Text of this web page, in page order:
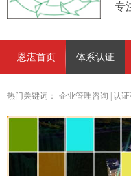
专
恩湛首页 体系认证
热门关键词： 企业管理咨询 认证